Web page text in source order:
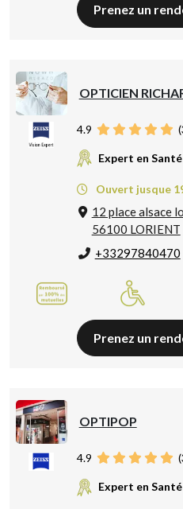
Prenez un
OPTICIEN
4.9 (
Expert en
Ouvert jusque
12 place alsace
56100 LORIENT
+33297840470
Prenez un
OPTIPOP
4.9 (
Expert en